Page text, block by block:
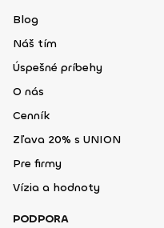
Blog
Náš tím
Úspešné príbehy
O nás
Cenník
Zľava 20% s UNION
Pre firmy
Vízia a hodnoty
PODPORA